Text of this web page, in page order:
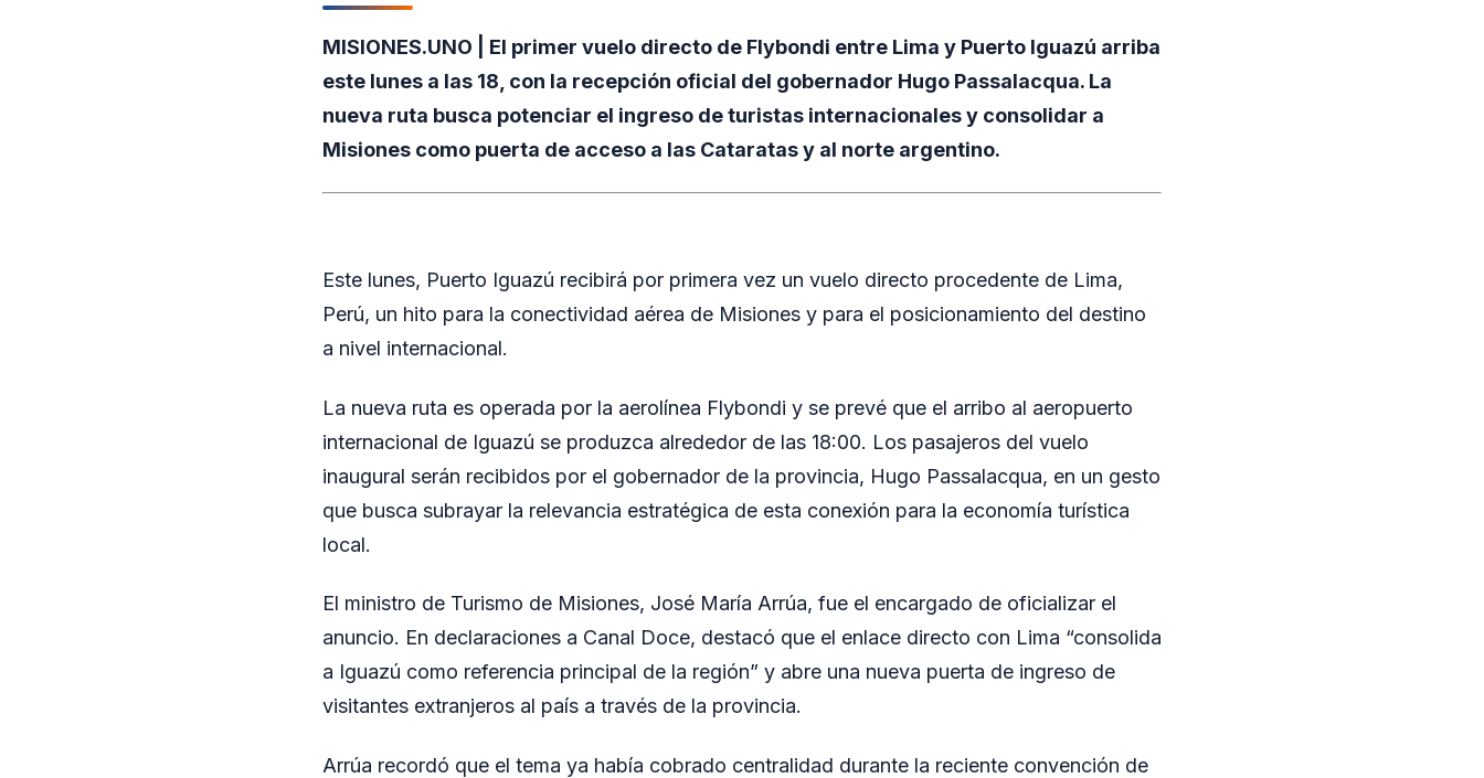
MISIONES.UNO | El primer vuelo directo de Flybondi entre Lima y Puerto Iguazú arriba
este lunes a las 18, con la recepción oficial del gobernador Hugo Passalacqua. La
nueva ruta busca potenciar el ingreso de turistas internacionales y consolidar a
Misiones como puerta de acceso a las Cataratas y al norte argentino.
Este lunes, Puerto Iguazú recibirá por primera vez un vuelo directo procedente de Lima,
Perú, un hito para la conectividad aérea de Misiones y para el posicionamiento del destino
a nivel internacional.
La nueva ruta es operada por la aerolínea Flybondi y se prevé que el arribo al aeropuerto
internacional de Iguazú se produzca alrededor de las 18:00. Los pasajeros del vuelo
inaugural serán recibidos por el gobernador de la provincia, Hugo Passalacqua, en un gesto
que busca subrayar la relevancia estratégica de esta conexión para la economía turística
local.
El ministro de Turismo de Misiones, José María Arrúa, fue el encargado de oficializar el
anuncio. En declaraciones a Canal Doce, destacó que el enlace directo con Lima “consolida
a Iguazú como referencia principal de la región” y abre una nueva puerta de ingreso de
visitantes extranjeros al país a través de la provincia.
Arrúa recordó que el tema ya había cobrado centralidad durante la reciente convención de